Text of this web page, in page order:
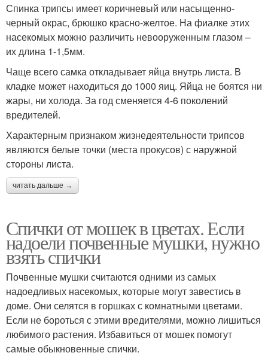
Спинка трипсы имеет коричневый или насыщенно-
черный окрас, брюшко красно-желтое. На фиалке этих
насекомых можно различить невооруженным глазом –
их длина 1-1,5мм.
Чаще всего самка откладывает яйца внутрь листа. В
кладке может находиться до 1000 яиц. Яйца не боятся ни
жары, ни холода. За год сменяется 4-6 поколений
вредителей.
Характерным признаком жизнедеятельности трипсов
являются белые точки (места прокусов) с наружной
стороны листа.
читать дальше →
Спички от мошек в цветах. Если
надоели почвенные мушки, нужно
взять спички
Почвенные мушки считаются одними из самых
надоедливых насекомых, которые могут завестись в
доме. Они селятся в горшках с комнатными цветами.
Если не бороться с этими вредителями, можно лишиться
любимого растения. Избавиться от мошек помогут
самые обыкновенные спички.